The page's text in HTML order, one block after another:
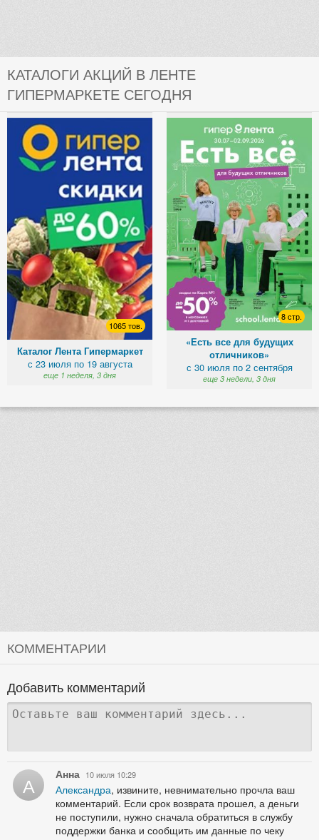
КАТАЛОГИ АКЦИЙ В ЛЕНТЕ
ГИПЕРМАРКЕТЕ СЕГОДНЯ
1065 тов.
Каталог Лента Гипермаркет
с 23 июля по 19 августа
еще 1 неделя, 3 дня
8 стр.
«Есть все для будущих
отличников»
с 30 июля по 2 сентября
еще 3 недели, 3 дня
КОММЕНТАРИИ
Добавить комментарий
А Анна 10 июля 10:29
Александра, извините, невнимательно прочла ваш
комментарий. Если срок возврата прошел, а деньги
не поступили, нужно сначала обратиться в службу
поддержки банка и сообщить им данные по чеку